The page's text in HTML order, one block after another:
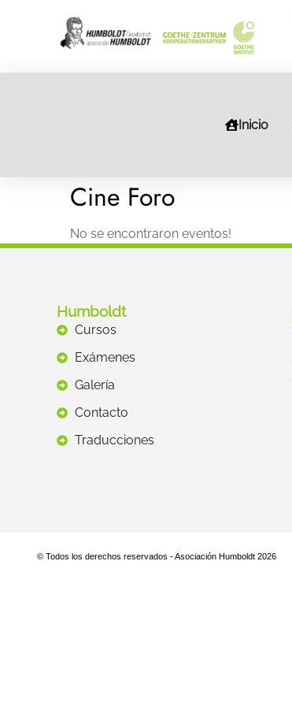
Inicio
Cine Foro
No se encontraron eventos!
Humboldt
Cursos
Exámenes
Galería
Contacto
Traducciones
© Todos los derechos reservados - Asociación Humboldt 2026